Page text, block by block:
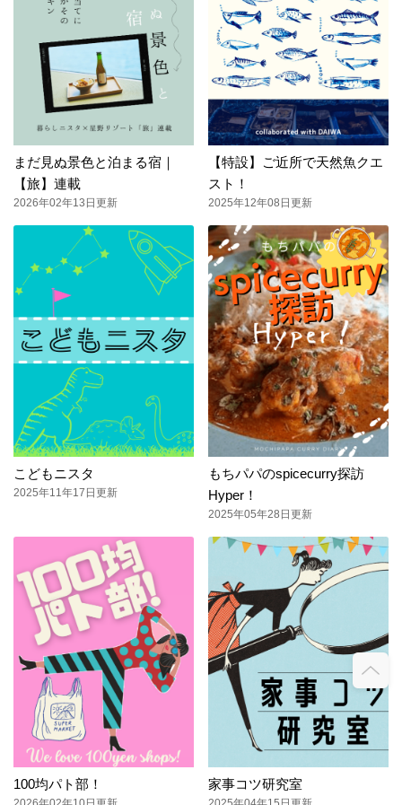
まだ見ぬ景色と泊まる宿｜
【旅】連載
2026年02年13日更新
【特設】ご近所で天然魚クエ
スト！
2025年12年08日更新
こどもニスタ
2025年11年17日更新
もちパパのspicecurry探訪
Hyper！
2025年05年28日更新
100均パト部！ 家事コツ研究室